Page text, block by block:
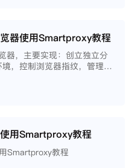
器使用Smartproxy教程
器，主要实现：创立独立分
，控制浏览器指纹，管理多
等。
用Smartproxy教程
Smartproxy教程